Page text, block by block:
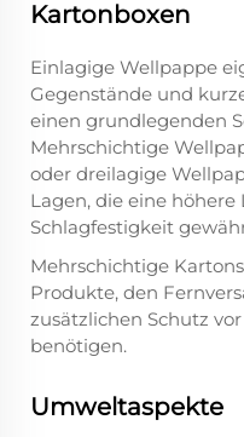
Kartonboxen
Einlagige Wellpappe
Gegenstände und
einen grundlegenden
Mehrschichtige
oder dreilagige
Lagen, die eine
Schlagfestigkeit
Mehrschichtige
Produkte, den
zusätzlichen Schutz
benötigen.
Umweltaspekte